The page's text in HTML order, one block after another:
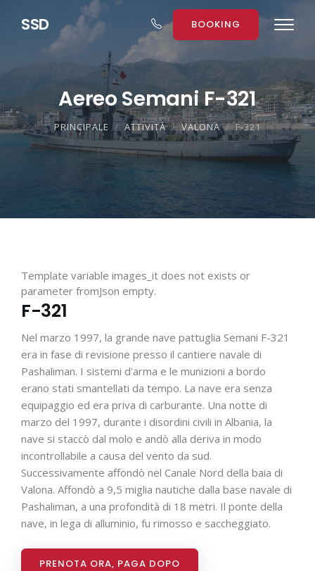
SSD BOOKING
Aereo Semani F-321
PRINCIPALE ATTIVITÀ VALONA F-321
Template variable images_it does not exists or
parameter fromJson empty.
F-321
Nel marzo 1997, la grande nave pattuglia Semani F-321
era in fase di revisione presso il cantiere navale di
Pashaliman. I sistemi d'arma e le munizioni a bordo
erano stati smantellati da tempo. La nave era senza
equipaggio ed era priva di carburante. Una notte di
marzo del 1997, durante i disordini civili in Albania, la
nave si staccò dal molo e andò alla deriva in modo
incontrollabile a causa del vento da sud.
Successivamente affondò nel Canale Nord della baia di
Valona. Affondò a 9,5 miglia nautiche dalla base navale di
Pashaliman, a una profondità di 18 metri. Il ponte della
nave, in lega di alluminio, fu rimosso e saccheggiato.
PRENOTA ORA, PAGA DOPO